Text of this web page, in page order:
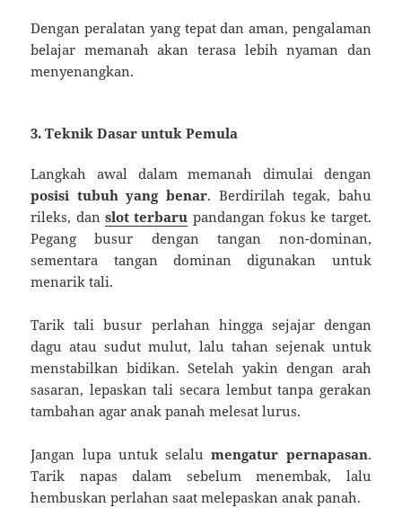
Dengan peralatan yang tepat dan aman, pengalaman
belajar memanah akan terasa lebih nyaman dan
menyenangkan.
3. Teknik Dasar untuk Pemula
Langkah awal dalam memanah dimulai dengan
posisi tubuh yang benar. Berdirilah tegak, bahu
rileks, danslot terbaru pandangan fokus ke target.
Pegang busur dengan tangan non-dominan,
sementara tangan dominan digunakan untuk
menarik tali.
Tarik tali busur perlahan hingga sejajar dengan
dagu atau sudut mulut, lalu tahan sejenak untuk
menstabilkan bidikan. Setelah yakin dengan arah
sasaran, lepaskan tali secara lembut tanpa gerakan
tambahan agar anak panah melesat lurus.
Jangan lupa untuk selalumengatur pernapasan.
Tarik napas dalam sebelum menembak, lalu
hembuskan perlahan saat melepaskan anak panah.